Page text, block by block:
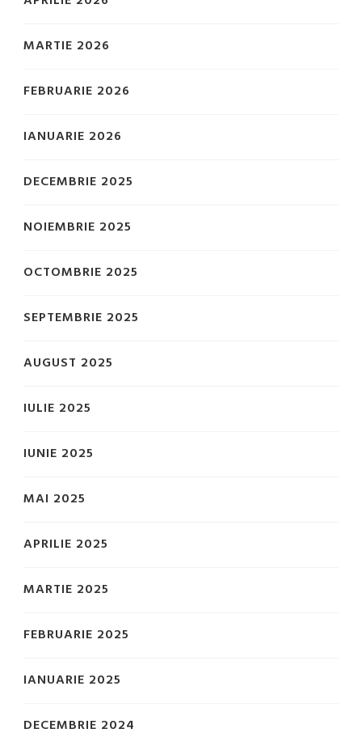
MARTIE 2026
FEBRUARIE 2026
IANUARIE 2026
DECEMBRIE 2025
NOIEMBRIE 2025
OCTOMBRIE 2025
SEPTEMBRIE 2025
AUGUST 2025
IULIE 2025
IUNIE 2025
MAI 2025
APRILIE 2025
MARTIE 2025
FEBRUARIE 2025
IANUARIE 2025
DECEMBRIE 2024